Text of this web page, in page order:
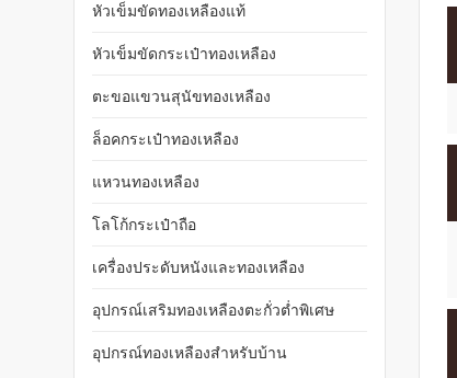
หัวเข็มขัดทองเหลืองแท้
หัวเข็มขัดกระเป๋าทองเหลือง
ตะขอแขวนสุนัขทองเหลือง
ล็อคกระเป๋าทองเหลือง
แหวนทองเหลือง
โลโก้กระเป๋าถือ
เครื่องประดับหนังและทองเหลือง
อุปกรณ์เสริมทองเหลืองตะกั่วต่ำพิเศษ
อุปกรณ์ทองเหลืองสำหรับบ้าน